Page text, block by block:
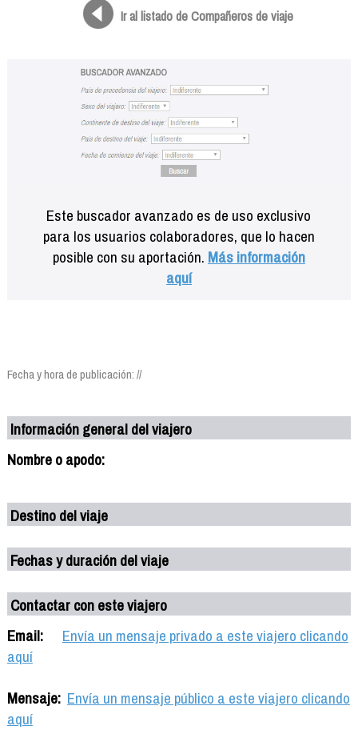
Ir al listado de Compañeros de viaje
Este buscador avanzado es de uso exclusivo
para los usuarios colaboradores, que lo hacen
posible con su aportación. Más información
aquí
Fecha y hora de publicación: //
Información general del viajero
Nombre o apodo:
Destino del viaje
Fechas y duración del viaje
Contactar con este viajero
Email:
Envía un mensaje privado a este viajero clicando
aquí
Mensaje: Envía un mensaje público a este viajero clicando
aquí